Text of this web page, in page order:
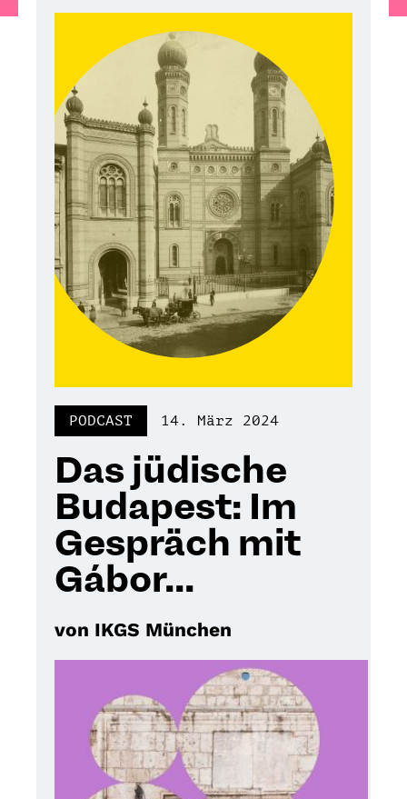
PODCAST 14. März 2024
Das jüdische
Budapest: Im
Gespräch mit
Gábor...
von IKGS München